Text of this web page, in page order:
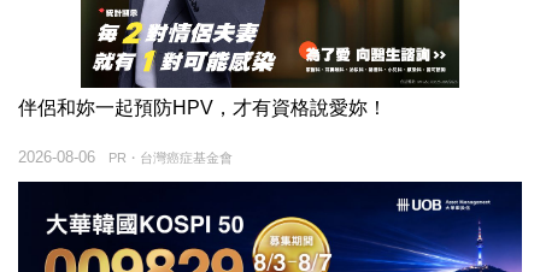
伴侶和妳一起預防HPV，才有資格說愛妳！
PR・台灣癌症基金會
2026-08-06